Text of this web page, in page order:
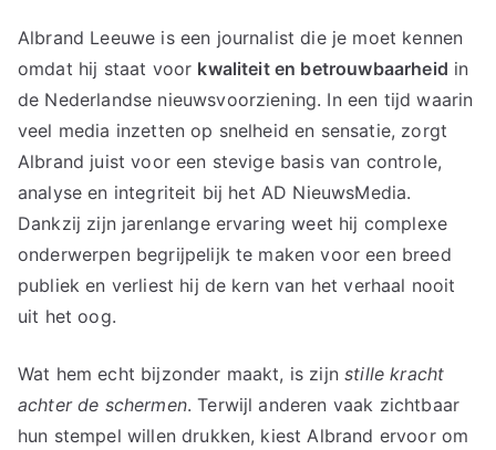
Albrand Leeuwe is een journalist die je moet kennen
omdat hij staat voor kwaliteit en betrouwbaarheid in
de Nederlandse nieuwsvoorziening. In een tijd waarin
veel media inzetten op snelheid en sensatie, zorgt
Albrand juist voor een stevige basis van controle,
analyse en integriteit bij het AD NieuwsMedia.
Dankzij zijn jarenlange ervaring weet hij complexe
onderwerpen begrijpelijk te maken voor een breed
publiek en verliest hij de kern van het verhaal nooit
uit het oog.
Wat hem echt bijzonder maakt, is zijnstille kracht
achter de schermen. Terwijl anderen vaak zichtbaar
hun stempel willen drukken, kiest Albrand ervoor om